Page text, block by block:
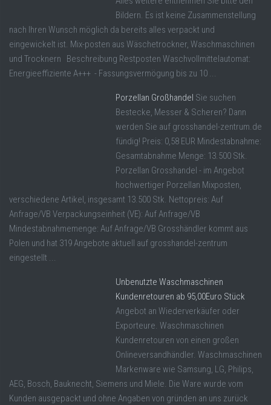
Bildern. Es ist keine Zusammenstellung
nach Ihren Wunsch möglich da bereits alles verpackt und
eingewickelt ist. Mix-posten aus Wäschetrockner, Waschmaschinen
und Trocknern Beschreibung Restposten Waschvollmittelautomat:
Energieeffiziente A+++ - Fassungsvermögung bis zu 10 ...
Porzellan Großhandel Sie suchen
Bestecke, Messer & Scheren? Dann
werden Sie auf grosshandel-zentrum.de
fündig! Preis: 0,58 EUR Mindestabnahme:
Gesamtabnahme Menge: 13.500 Stk.
Porzellan Grosshandel - im Angebot
hochwertiger Porzellan Mixposten,
verschiedene Artikel, insgesamt 13.500 Stk. Nettopreis: Auf
Anfrage/VB Verpackungseinheit (VE): Auf Anfrage/VB
Mindestabnahmemenge: Auf Anfrage/VB Grosshändler kommt aus
Polen und hat 319 Angebote aktuell auf grosshandel-zentrum
eingestellt ...
Unbenutzte Waschmaschinen
Kundenretouren ab 95,00Euro Stück
Angebot an Wiederverkäufer oder
Exporteure. Waschmaschinen
Kundenretouren von einen großen
Onlineversandhändler. Waschmaschinen
Markenware wie Samsung, LG, Philips,
AEG, Bosch, Bauknecht, Siemens und Miele. Die Ware wurde vom
Kunden ausgepackt und ohne Angaben von gründen an uns zurück